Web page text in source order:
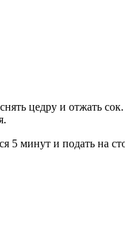
цедру и отжать
5 минут и подать на